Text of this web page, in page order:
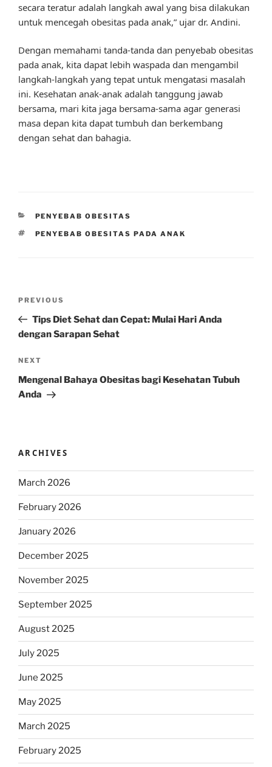
secara teratur adalah langkah awal yang bisa dilakukan
untuk mencegah obesitas pada anak,” ujar dr. Andini.
Dengan memahami tanda-tanda dan penyebab obesitas
pada anak, kita dapat lebih waspada dan mengambil
langkah-langkah yang tepat untuk mengatasi masalah
ini. Kesehatan anak-anak adalah tanggung jawab
bersama, mari kita jaga bersama-sama agar generasi
masa depan kita dapat tumbuh dan berkembang
dengan sehat dan bahagia.
CATEGORIES
PENYEBAB OBESITAS
TAGS
PENYEBAB OBESITAS PADA ANAK
Previous
Post
PREVIOUS
Tips Diet Sehat dan Cepat: Mulai Hari Anda
dengan Sarapan Sehat
Next
Post
NEXT
Mengenal Bahaya Obesitas bagi Kesehatan Tubuh
Anda
ARCHIVES
March 2026
February 2026
January 2026
December 2025
November 2025
September 2025
August 2025
July 2025
June 2025
May 2025
March 2025
February 2025